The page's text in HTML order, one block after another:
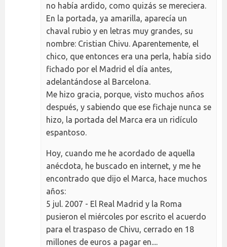
no había ardido, como quizás se mereciera.
En la portada, ya amarilla, aparecía un
chaval rubio y en letras muy grandes, su
nombre: Cristian Chivu. Aparentemente, el
chico, que entonces era una perla, había sido
fichado por el Madrid el día antes,
adelantándose al Barcelona.
Me hizo gracia, porque, visto muchos años
después, y sabiendo que ese fichaje nunca se
hizo, la portada del Marca era un ridículo
espantoso.
Hoy, cuando me he acordado de aquella
anécdota, he buscado en internet, y me he
encontrado que dijo el Marca, hace muchos
años:
5 jul. 2007 - El Real Madrid y la Roma
pusieron el miércoles por escrito el acuerdo
para el traspaso de Chivu, cerrado en 18
millones de euros a pagar en....